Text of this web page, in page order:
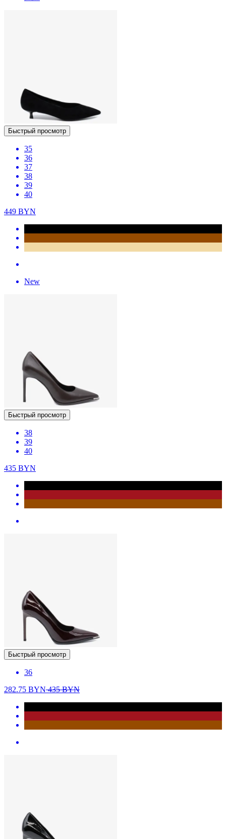
Быстрый просмотр
35
36
37
38
39
40
449 BYN
New
Быстрый просмотр
38
39
40
435 BYN
Быстрый просмотр
36
282.75 BYN435BYN